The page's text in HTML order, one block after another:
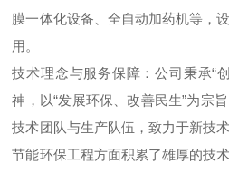
膜一体化设备、全自动加药机等，
用。
技术理念与服务保障：公司秉承“
神，以“发展环保、改善民生”为宗
技术团队与生产队伍，致力于新技
节能环保工程方面积累了雄厚的技